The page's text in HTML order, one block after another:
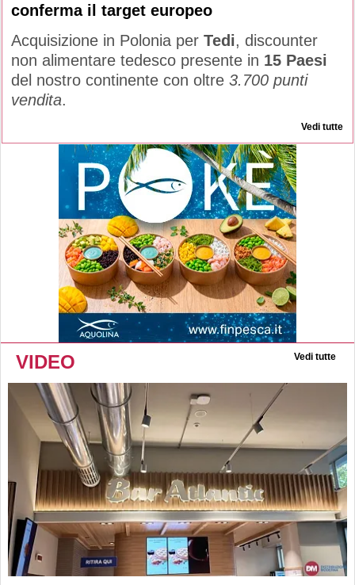
conferma il target europeo
Acquisizione in Polonia per Tedi, discounter
non alimentare tedesco presente in 15 Paesi
del nostro continente con oltre 3.700 punti
vendita.
Vedi tutte
VIDEO Vedi tutte